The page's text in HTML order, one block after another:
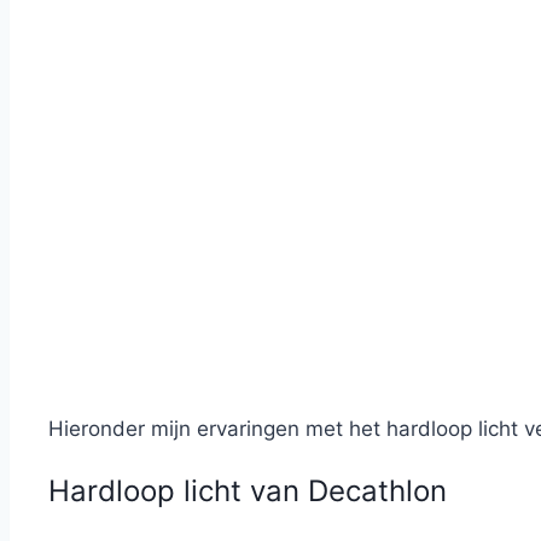
Hieronder mijn ervaringen met het hardloop licht
Hardloop licht van Decathlon